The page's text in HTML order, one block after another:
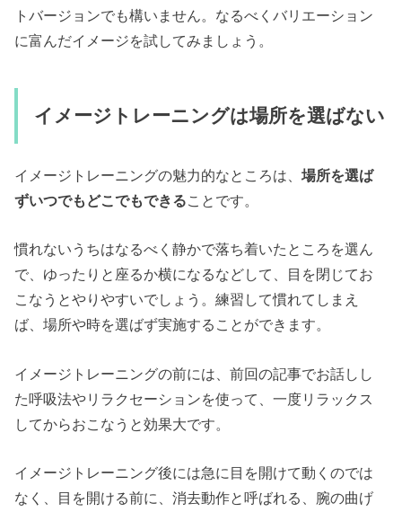
トバージョンでも構いません。なるべくバリエーション
に富んだイメージを試してみましょう。
イメージトレーニングは場所を選ばない
イメージトレーニングの魅力的なところは、場所を選ば
ずいつでもどこでもできることです。
慣れないうちはなるべく静かで落ち着いたところを選ん
で、ゆったりと座るか横になるなどして、目を閉じてお
こなうとやりやすいでしょう。練習して慣れてしまえ
ば、場所や時を選ばず実施することができます。
イメージトレーニングの前には、前回の記事でお話しし
た呼吸法やリラクセーションを使って、一度リラックス
してからおこなうと効果大です。
イメージトレーニング後には急に目を開けて動くのでは
なく、目を開ける前に、消去動作と呼ばれる、腕の曲げ